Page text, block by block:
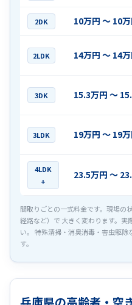
2DK 10万円 〜 10
2LDK 14万円 〜 14
3DK 15.3万円 〜
3LDK 19万円 〜 19
4LDK
+
23.5万円 〜
間取りごとの一式料金です。現場の
経路など）で 大きく変わります。実
い。 特殊清掃・消臭消毒・害虫駆
す。
兵庫県の高齢者・空